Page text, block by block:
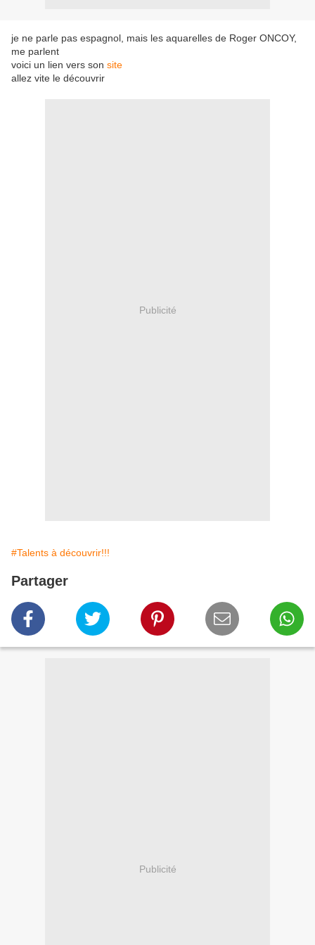
je ne parle pas espagnol, mais les aquarelles de Roger ONCOY,
me parlent
voici un lien vers son site
allez vite le découvrir
Publicité
#Talents à découvrir!!!
Partager
Publicité